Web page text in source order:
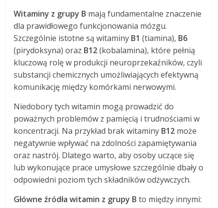
Witaminy z grupy B mają fundamentalne znaczenie
dla prawidłowego funkcjonowania mózgu.
Szczególnie istotne są witaminy B1 (tiamina), B6
(pirydoksyna) oraz B12(kobalamina), które pełnią
kluczową rolę w produkcji neuroprzekaźników, czyli
substancji chemicznych umożliwiających efektywną
komunikację między komórkami nerwowymi.
Niedobory tych witamin mogą prowadzić do
poważnych problemów z pamięcią i trudnościami w
koncentracji. Na przykład brak witaminy B12 może
negatywnie wpływać na zdolności zapamiętywania
oraz nastrój. Dlatego warto, aby osoby uczące się
lub wykonujące prace umysłowe szczególnie dbały o
odpowiedni poziom tych składników odżywczych.
Główne źródła witamin z grupy B to między innymi: